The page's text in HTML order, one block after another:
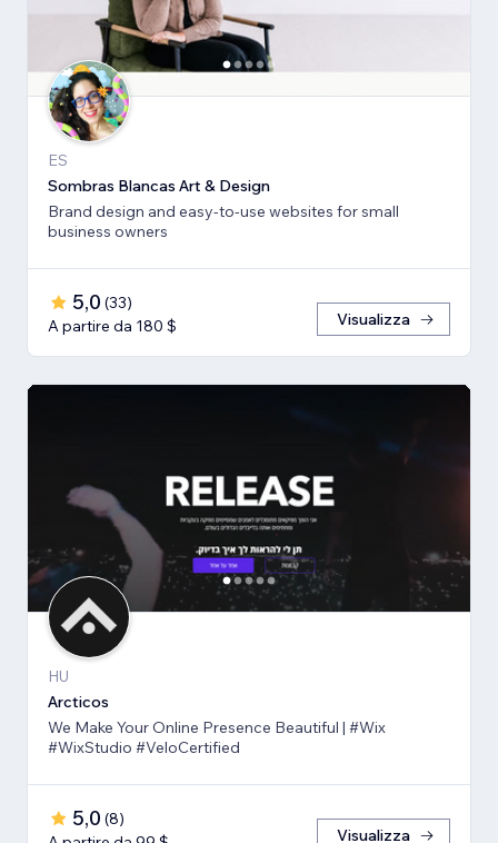
ES
Sombras Blancas Art & Design
Brand design and easy-to-use websites for small
business owners
5,0 (33)
A partire da 180 $
Visualizza
HU
Arcticos
We Make Your Online Presence Beautiful | #Wix
#WixStudio #VeloCertified
5,0 (8)
Visualizza